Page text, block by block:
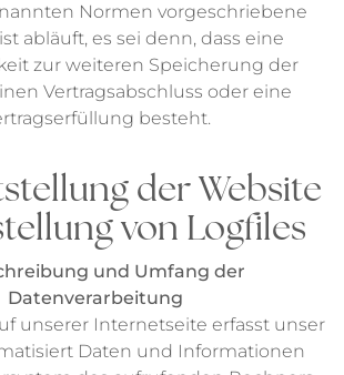
Normen vorgeschriebene
abläuft, es sei denn, dass eine
zur weiteren Speicherung der
Vertragsabschluss oder eine
besteht.
der Website
von Logfiles
und Umfang der
Datenverarbeitung
unserer Internetseite erfasst unser
Daten und Informationen